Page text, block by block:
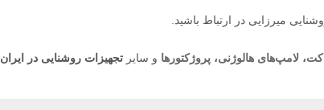
میرزایی در ارتباط باشید.
، لامپ‌های هالوژنی،پروژکتورها و سایرتجهیزات روشنایی در ایران